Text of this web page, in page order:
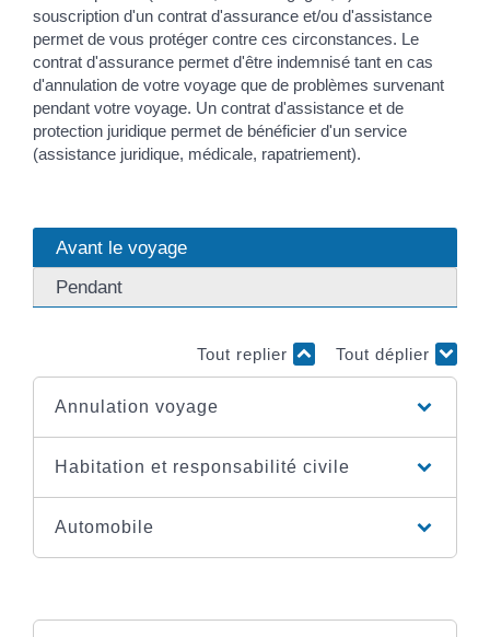
souscription d'un contrat d'assurance et/ou d'assistance
permet de vous protéger contre ces circonstances. Le
contrat d'assurance permet d'être indemnisé tant en cas
d'annulation de votre voyage que de problèmes survenant
pendant votre voyage. Un contrat d'assistance et de
protection juridique permet de bénéficier d'un service
(assistance juridique, médicale, rapatriement).
Avant le voyage
Pendant
Tout replier Tout déplier
Annulation voyage
Habitation et responsabilité civile
Automobile